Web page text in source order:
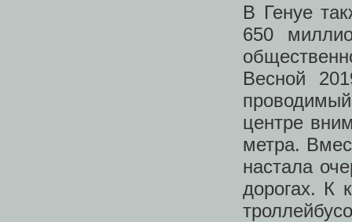
В Генуе
650
Весной
центре
метра.
настала
дорогах. К